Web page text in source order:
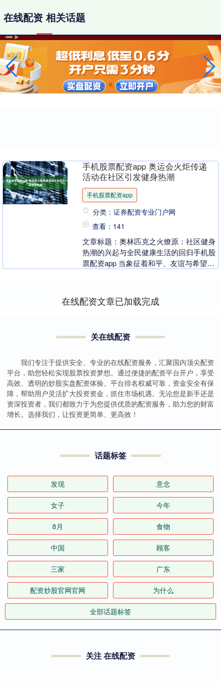
在线配资 相关话题
手机股票配资app 奥运会火炬传递
活动在社区引发健身热潮
手机股票配资app
分类：证券配资专业门户网
查看：141
文章标题：奥林匹克之火燎原：社区健身
热潮的兴起与全民健康生活的回归手机股
票配资app 当象征着和平、友谊与希望的
在线配资文章已加载完成
关在线配资
我们专注于提供安全、专业的在线配资服务，汇聚国内顶尖配资
平台，助您轻松实现股票投资梦想。通过便捷的配资平台开户，享受
高效、透明的炒股实盘配资体验。平台排名权威可靠，资金安全有保
障，帮助用户灵活扩大投资资金，抓住市场机遇。无论您是新手还是
资深投资者，我们都致力于为您提供优质的配资服务，助力您的财富
增长。选择我们，让投资更简单、更高效！
话题标签
发现 意念
女子 今年
8月 食物
中国 顾客
三家 广东
配资炒股官网官网 为什么
全部话题标签
关注 在线配资